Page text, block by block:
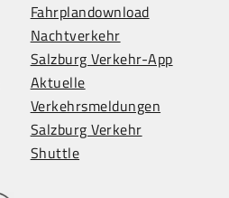
Fahrplandownload
Nachtverkehr
Salzburg Verkehr-App
Aktuelle
Verkehrsmeldungen
Salzburg Verkehr
Shuttle